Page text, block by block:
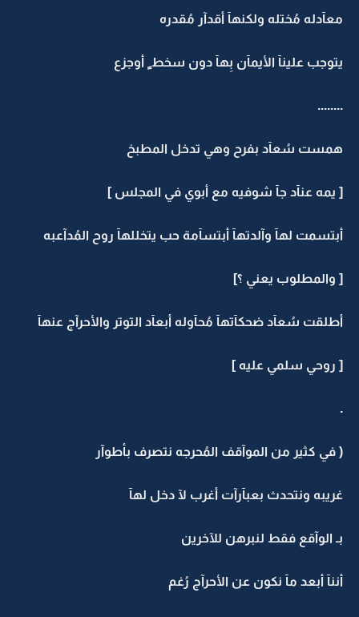
معآدله مُختله ولكنهآ أقدآر مُقدره
يتوجب علينآ الأيمآن بِهآ دون سخط ٍ أوجزع
........
همست سُعآد بفرح وهي تدخل المطبخ
[ يمه عنآد جآ شوفيه مع أبوي في المجلس ]
أبتسمت لهآ وآلدتهآ أبتسآمة حب يتخللهآ روح المُدآعبه
[ والمطلوب يعني ؟]
أطلقت سُعآد ضحكآتهآ مُحآوله أبعآد التوتر والأحرآج عنهآ
[ روحي سلمي عليه ]
.
( في كثير من الموآقف المُحرجه نتصرف بأطوآر
غريبه ونتحدث بعبآرآت أغرب لآ دخل لهآ
بـ الوآقع فقط لنبرهن للآخرين
أننآ أبعد مآ نكون عن الأحرآج رُغم